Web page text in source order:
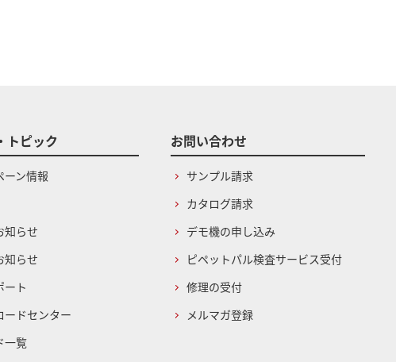
トピック
ーン情報
知らせ
知らせ
ート
ードセンター
一覧
お問い合わせ
サンプル請求
カタログ請求
デモ機の申し込み
ピペットパル検査サービス受付
修理の受付
メルマガ登録